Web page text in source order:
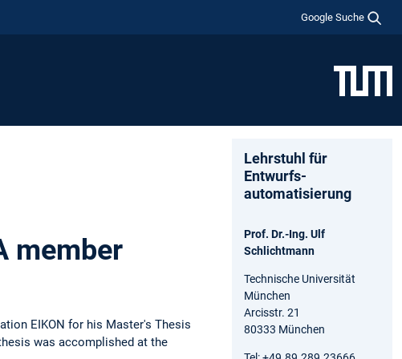
Google Suche
member
EIKON for his Master's Thesis
was accomplished at the
Lehrstuhl für
Entwurfs-
automatisierung
Prof. Dr.-Ing. Ulf
Schlichtmann
Technische Universität
München
Arcisstr. 21
80333 München